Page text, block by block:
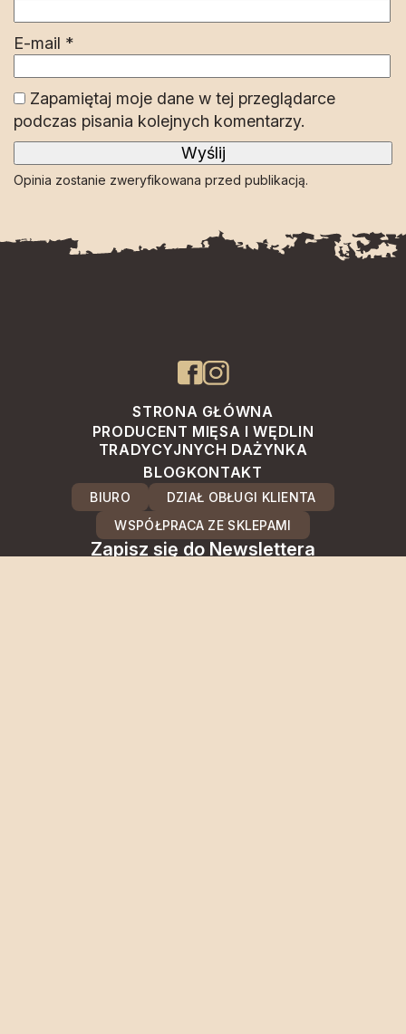
E-mail *
Zapamiętaj moje dane w tej przeglądarce
podczas pisania kolejnych komentarzy.
Opinia zostanie zweryfikowana przed publikacją.
STRONA GŁÓWNA
PRODUCENT MIĘSA I WĘDLIN
TRADYCYJNYCH DAŻYNKA
BLOGKONTAKT
BIURO
DZIAŁ OBŁUGI KLIENTA
WSPÓŁPRACA ZE SKLEPAMI
Zapisz się do Newslettera